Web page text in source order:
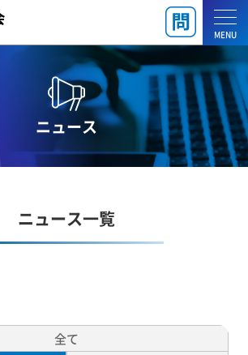
MENU
ニュース
ニュース一覧
全て